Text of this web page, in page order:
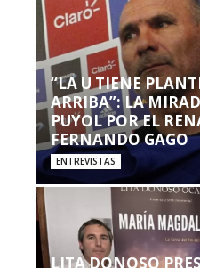
“LA U TIENE
ARRIBA”: LA
PUYOL POR EL
FERNANDO GAGO
ENTREVISTAS
LITA DONOSO